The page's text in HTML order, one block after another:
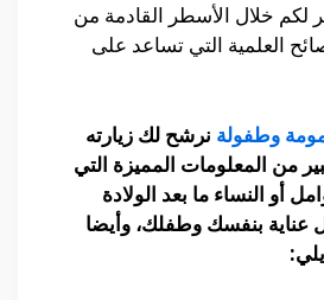
لكم خلال الأسطر القادمة من
العلمية التي تساعد على
وطفولة نرشح لك زيارته
من المعلومات المميزة التي
أو النساء ما بعد الولادة
بنفسك وطفلك، وأيضا